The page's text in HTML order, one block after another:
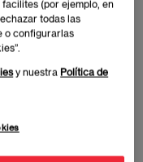
S.L.U.,
e informarle
dos próximas
con usted a
o transcurridas las
(por ejemplo, en
todas las
o configurarlas
y nuestra Política de